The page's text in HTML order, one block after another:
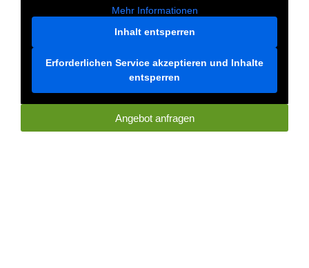
Mehr Informationen
Inhalt entsperren
Erforderlichen Service akzeptieren und Inhalte
entsperren
Angebot anfragen